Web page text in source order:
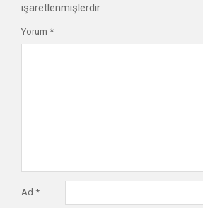
işaretlenmişlerdir
Yorum *
Ad *